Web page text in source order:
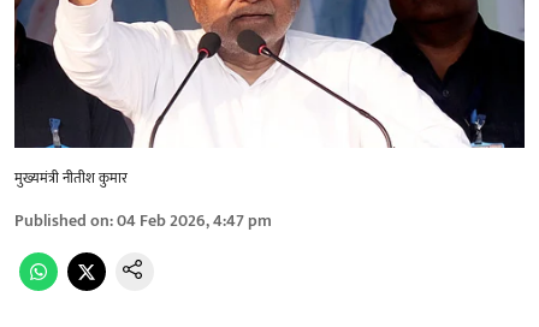
मुख्यमंत्री नीतीश कुमार
Published on:04 Feb 2026, 4:47 pm